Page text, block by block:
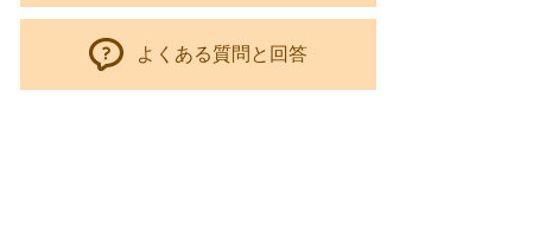
よくある質問と回答